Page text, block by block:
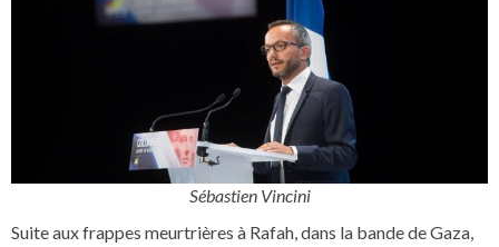
Sébastien Vincini
Suite aux frappes meurtrières à Rafah, dans la bande de Gaza,